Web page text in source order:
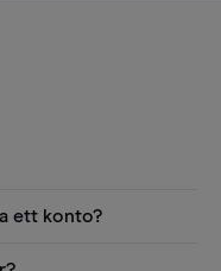
ett konto?